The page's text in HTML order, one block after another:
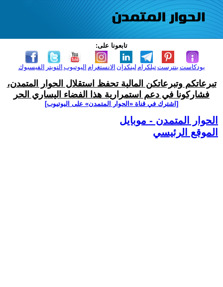
تابعونا على:
الفيسبوك التويتر اليوتيوب الانستغرام لينكدإن تيلكرامبنترست بودكاست
تبرعاتكم وتبرعاتكن المالية تحفظ استقلال الحوار المتمدن،
فشاركونا في دعم استمرارية هذا الفضاء اليساري الحر
[اشترك في قناة ‫«الحوار المتمدن» على اليوتيوب]
الحوار المتمدن - موبايل
الموقع الرئيسي